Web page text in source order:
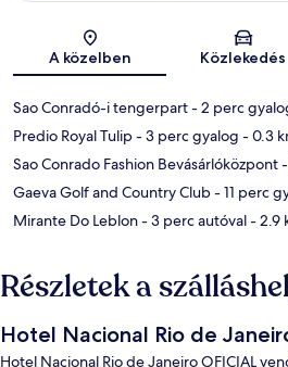
A közelben Közlekedés
Sao Conradó-i tengerpart- 2 perc
Predio Royal Tulip- 3 perc gyalog - 0.3
Sao Conrado Fashion Bevásárlóközpont
Gaeva Golf and Country Club- 11 perc
Mirante Do Leblon- 3 perc autóval- 2.9
Részletek a
Hotel Nacional Rio de
Hotel Nacional Rio de Janeiro OFICIAL